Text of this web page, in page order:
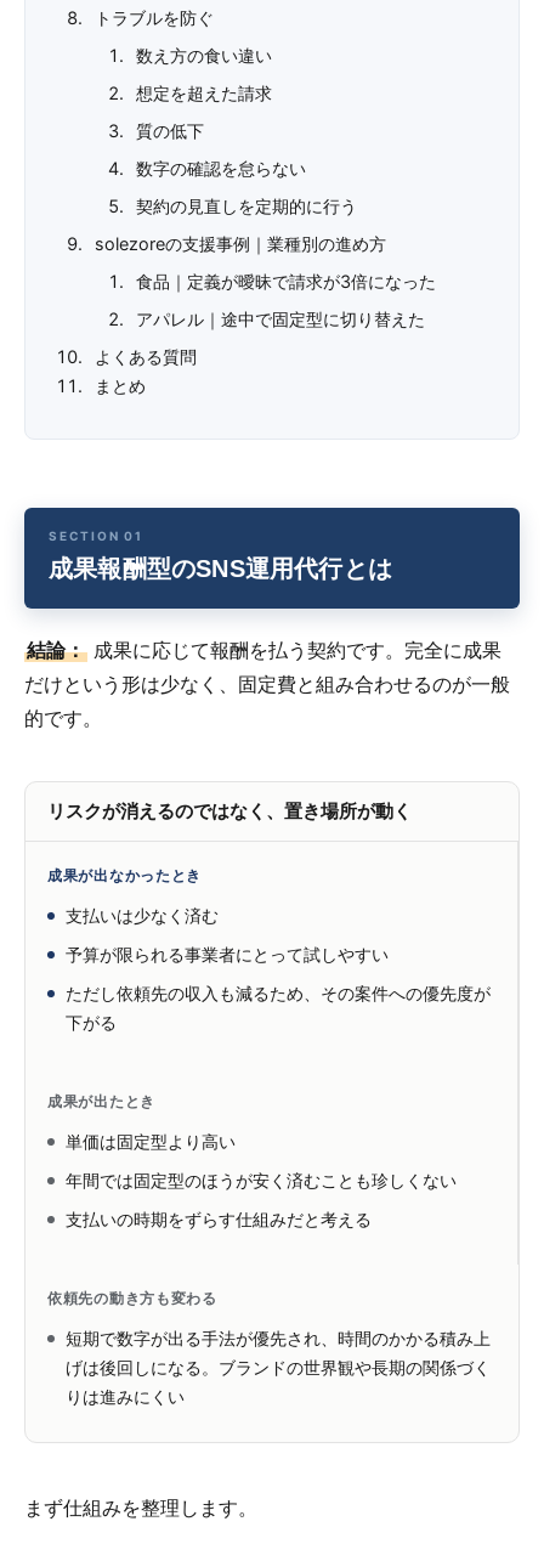
トラブルを防ぐ
数え方の食い違い
想定を超えた請求
質の低下
数字の確認を怠らない
契約の見直しを定期的に行う
solezoreの支援事例｜業種別の進め方
食品｜定義が曖昧で請求が3倍になった
アパレル｜途中で固定型に切り替えた
よくある質問
まとめ
成果報酬型のSNS運用代行とは
結論： 成果に応じて報酬を払う契約です。完全に成果
だけという形は少なく、固定費と組み合わせるのが一般
的です。
リスクが消えるのではなく、置き場所が動く
成果が出なかったとき
支払いは少なく済む
予算が限られる事業者にとって試しやすい
ただし依頼先の収入も減るため、その案件への優先度が
下がる
成果が出たとき
単価は固定型より高い
年間では固定型のほうが安く済むことも珍しくない
支払いの時期をずらす仕組みだと考える
依頼先の動き方も変わる
短期で数字が出る手法が優先され、時間のかかる積み上
げは後回しになる。ブランドの世界観や長期の関係づく
りは進みにくい
まず仕組みを整理します。